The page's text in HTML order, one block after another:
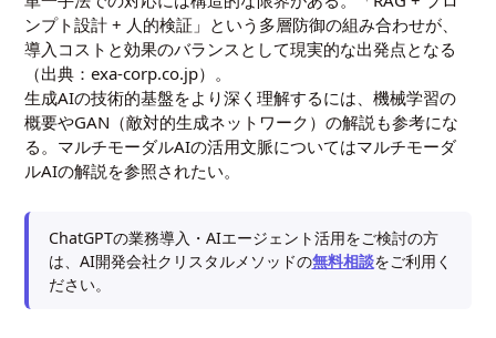
ンプト設計 + 人的検証」という多層防御の組み合わせが、
導入コストと効果のバランスとして現実的な出発点となる
（出典：exa-corp.co.jp）。
生成AIの技術的基盤をより深く理解するには、機械学習の
概要やGAN（敵対的生成ネットワーク）の解説も参考にな
る。マルチモーダルAIの活用文脈についてはマルチモーダ
ルAIの解説を参照されたい。
ChatGPTの業務導入・AIエージェント活用をご検討の方
は、AI開発会社クリスタルメソッドの無料相談をご利用く
ださい。